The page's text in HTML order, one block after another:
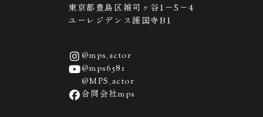
東京都豊島区雑司ヶ谷1−5−4
ユーレジデンス護国寺B1
@mps_actor
@mps6581
@MPS_actor
合同会社mps